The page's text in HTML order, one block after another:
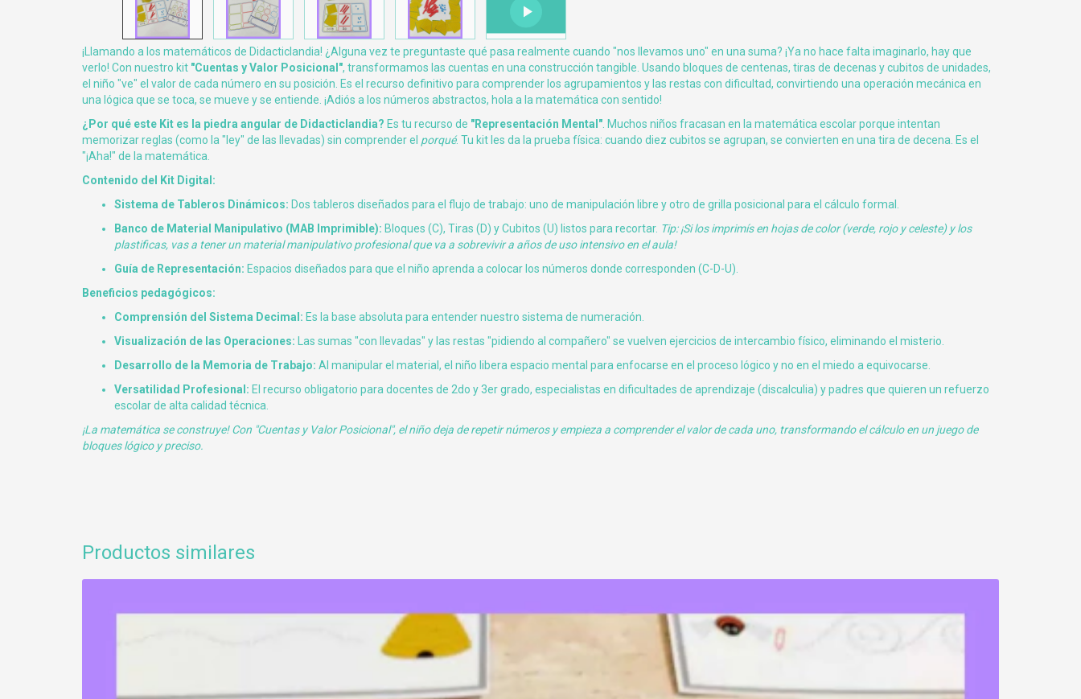
¡Llamando a los matemáticos de Didacticlandia! ¿Alguna vez te preguntaste qué pasa realmente cuando "nos llevamos uno" en una suma? ¡Ya no hace falta imaginarlo, hay que
verlo! Con nuestro kit "Cuentas y Valor Posicional", transformamos las cuentas en una construcción tangible. Usando bloques de centenas, tiras de decenas y cubitos de unidades,
el niño "ve" el valor de cada número en su posición. Es el recurso definitivo para comprender los agrupamientos y las restas con dificultad, convirtiendo una operación mecánica en
una lógica que se toca, se mueve y se entiende. ¡Adiós a los números abstractos, hola a la matemática con sentido!
¿Por qué este Kit es la piedra angular de Didacticlandia? Es tu recurso de "Representación Mental" . Muchos niños fracasan en la matemática escolar porque intentan
memorizar reglas (como la "ley" de las llevadas) sin comprender el porqué. Tu kit les da la prueba física: cuando diez cubitos se agrupan, se convierten en una tira de decena. Es el
"¡Aha!" de la matemática.
Contenido del Kit Digital:
Sistema de Tableros Dinámicos: Dos tableros diseñados para el flujo de trabajo: uno de manipulación libre y otro de grilla posicional para el cálculo formal.
Banco de Material Manipulativo (MAB Imprimible): Bloques (C), Tiras (D) y Cubitos (U) listos para recortar. Tip: ¡Si los imprimís en hojas de color (verde, rojo y celeste) y los
plastificas, vas a tener un material manipulativo profesional que va a sobrevivir a años de uso intensivo en el aula!
Guía de Representación: Espacios diseñados para que el niño aprenda a colocar los números donde corresponden (C-D-U).
Beneficios pedagógicos:
Comprensión del Sistema Decimal: Es la base absoluta para entender nuestro sistema de numeración.
Visualización de las Operaciones: Las sumas "con llevadas" y las restas "pidiendo al compañero" se vuelven ejercicios de intercambio físico, eliminando el misterio.
Desarrollo de la Memoria de Trabajo: Al manipular el material, el niño libera espacio mental para enfocarse en el proceso lógico y no en el miedo a equivocarse.
Versatilidad Profesional: El recurso obligatorio para docentes de 2do y 3er grado, especialistas en dificultades de aprendizaje (discalculia) y padres que quieren un refuerzo
escolar de alta calidad técnica.
¡La matemática se construye! Con "Cuentas y Valor Posicional", el niño deja de repetir números y empieza a comprender el valor de cada uno, transformando el cálculo en un juego de
bloques lógico y preciso.
Productos similares